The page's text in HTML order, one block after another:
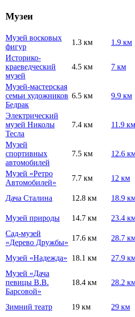
Музеи
Музей восковых
фигур
1.3 км 1.9 км
Историко-
краеведческий
музей
4.5 км 7 км
Музей-мастерская
семьи художников
Бедрак
6.5 км 9.9 км
Электрический
музей Николы
Тесла
7.4 км 11.9 км
Музей
спортивных
автомобилей
7.5 км 12.6
Музей «Ретро
Автомобилей»
7.7 км 12 км
Дача Сталина
12.8 км 18.9
Музей природы
14.7 км 23.4
Сад-музей
«Дерево Дружбы»
17.6 км 28.7
Музей «Надежда»
18.1 км 27.9
Музей «Дача
певицы В.В.
Барсовой»
18.4 км 28.2
Зимний театр 19 км 29 км